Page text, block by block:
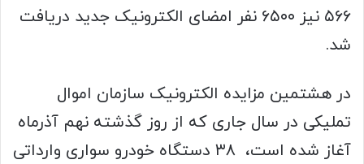
۵۶۶ نیز ۶۵۰۰ نفر امضای الکترونیک جدید دریافت
شد.
در هشتمین مزایده الکترونیک سازمان اموال
تملیکی در سال جاری که از روز گذشته نهم آذرماه
آغاز شده است، ۳۸ دستگاه خودرو سواری وارداتی